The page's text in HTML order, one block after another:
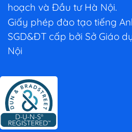
hoạch và Đầu tư Hà Nội.
Giấy phép đào tạo tiếng
SGD&ĐT cấp bởi Sở Giáo
Nội